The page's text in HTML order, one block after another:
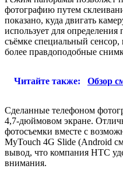
фотографию путем
показано, куда двигать
использует для
съёмке специальный
более правдоподобные
Читайте также: Обзор
Сделанные телефоном
4,7-дюймовом экране.
фотосъемки вместе с
MyTouch 4G Slide (Android
вывод, что компания HTC
внимания.